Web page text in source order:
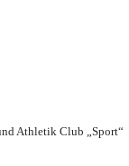
Athletik Club „Sport“